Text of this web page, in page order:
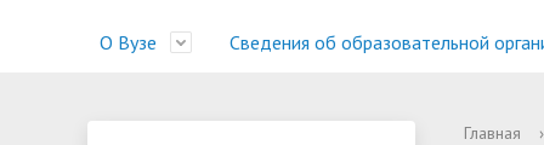
О Вузе
Устав
Сведения об образовательной
Оплата
Часто
Главная ›